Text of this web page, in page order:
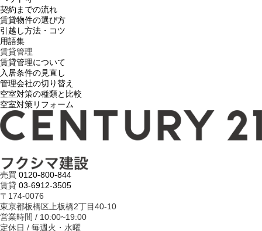
契約までの流れ
賃貸物件の選び方
引越し方法・コツ
用語集
賃貸管理
賃貸管理について
入居条件の見直し
管理会社の切り替え
空室対策の種類と比較
空室対策リフォーム
売買 0120-800-844
賃貸 03-6912-3505
〒174-0076
東京都板橋区上板橋2丁目40-10
営業時間 / 10:00~19:00
定休日 / 毎週火・水曜